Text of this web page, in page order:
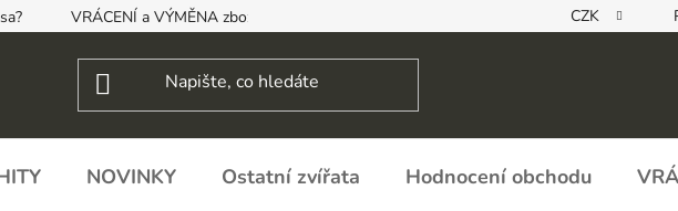
VRÁCENÍ a VÝMĚNA zboží, ODSTOUPENÍ OD SMLOUVY REKLAMAČNÍ
CZK
NOVINKY Ostatní zvířata Hodnocení obchodu